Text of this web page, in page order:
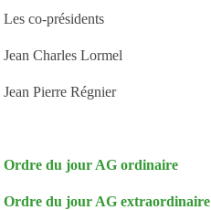
Les co-présidents
Jean Charles Lormel
Jean Pierre Régnier
Ordre du jour AG ordinaire
Ordre du jour AG extraordinaire